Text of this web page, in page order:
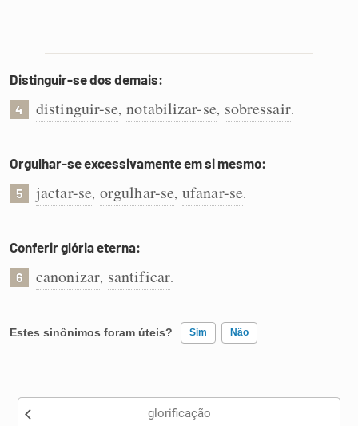
Distinguir-se dos demais:
4 distinguir-se, notabilizar-se, sobressair.
Orgulhar-se excessivamente em si mesmo:
5 jactar-se, orgulhar-se, ufanar-se.
Conferir glória eterna:
6 canonizar, santificar.
Estes sinônimos foram úteis? Sim Não
Nenhum dos sinônimos apresentados me ajudou
glorificação